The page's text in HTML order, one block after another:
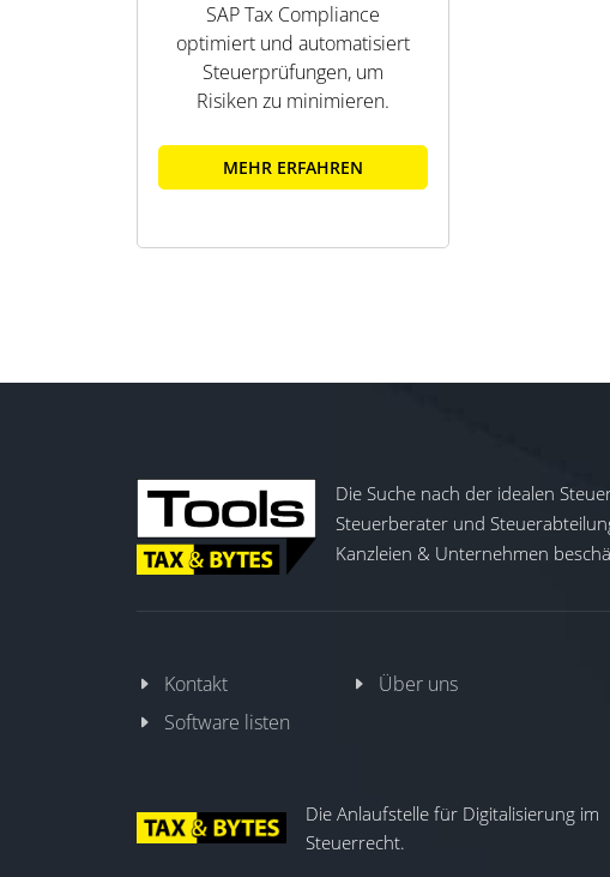
SAP Tax Compliance
optimiert und automatisiert
Steuerprüfungen, um
Risiken zu minimieren.
MEHR ERFAHREN
Die Suche nach der idealen
Steuerberater und
Kanzleien & Unternehmen
Kontakt
Über uns
Software listen
Die Anlaufstelle für Digitalisierung im
Steuerrecht.